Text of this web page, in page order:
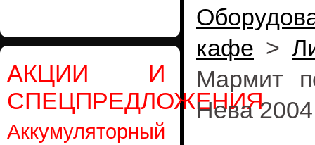
АКЦИИ И
СПЕЦПРЕДЛОЖЕНИЯ
Аккумуляторный
кафе >
Мармит
Нева 2004